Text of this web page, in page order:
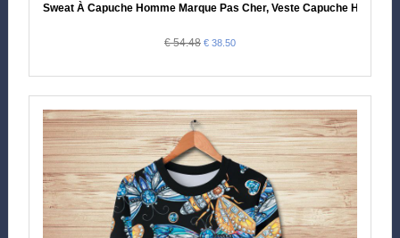
Sweat À Capuche Homme Marque Pas Cher, Veste Capuche Homme
€ 54.48 € 38.50